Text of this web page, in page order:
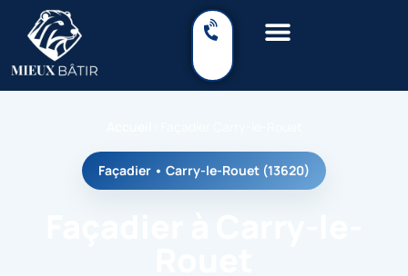
Façadier • Carry-le-Rouet (13620)